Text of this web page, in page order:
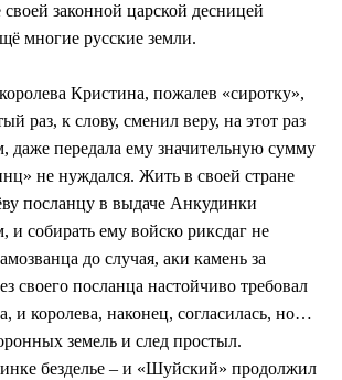
законной царской десницей
многие русские земли.
Кристина, пожалев «сиротку»,
раз, к слову, сменил веру, на этот раз
даже передала ему значительную сумму
не нуждался. Жить в своей стране
посланцу в выдаче Анкудинки
и собирать ему войско риксдаг не
до случая, аки камень за
своего посланца настойчиво требовал
и королева, наконец, согласилась, но…
земель и след простыл.
безделье – и «Шуйский» продолжил